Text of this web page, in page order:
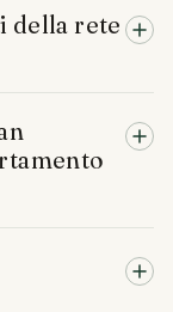
della rete